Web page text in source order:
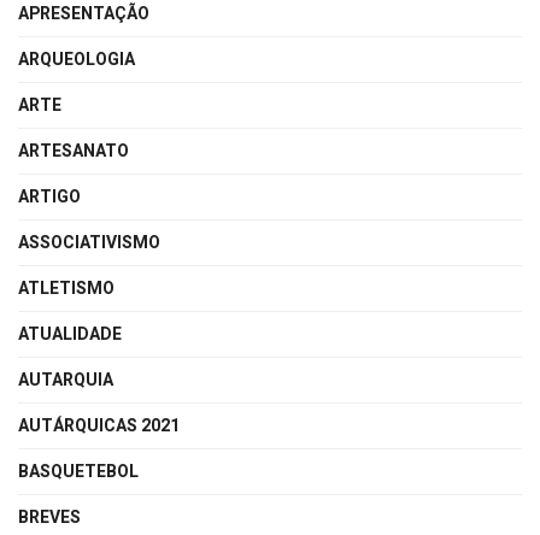
APRESENTAÇÃO
ARQUEOLOGIA
ARTE
ARTESANATO
ARTIGO
ASSOCIATIVISMO
ATLETISMO
ATUALIDADE
AUTARQUIA
AUTÁRQUICAS 2021
BASQUETEBOL
BREVES